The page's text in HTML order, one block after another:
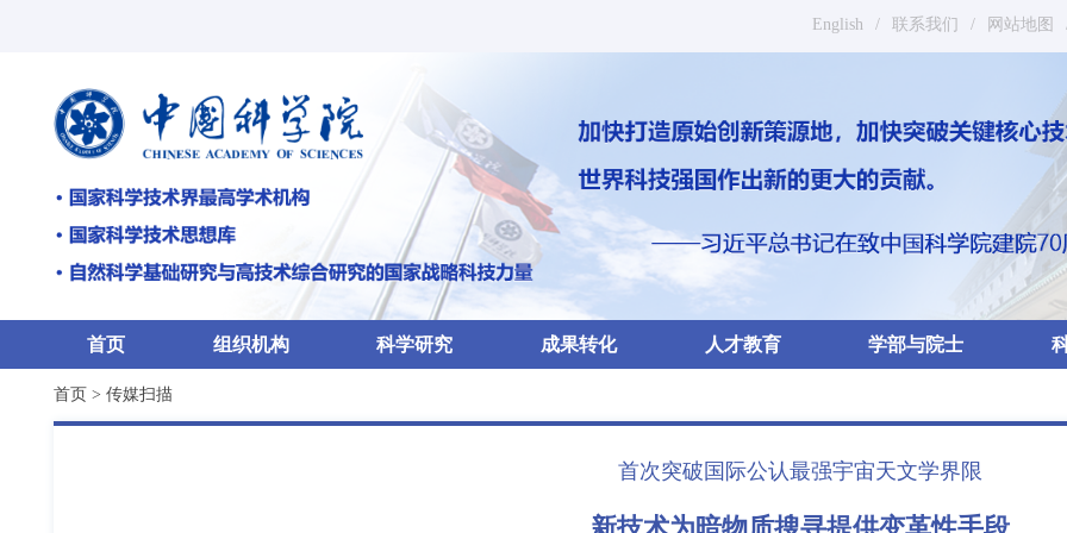
English / 联系我们 / 网站地图
首页 组织机构 科学研究 成果转化 人才教育 学部与院士
首页 > 传媒扫描
首次突破国际公认最强宇宙天文学界限